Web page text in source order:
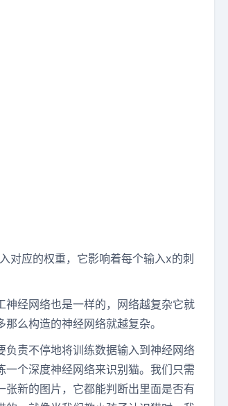
对应的权重，它影响着每个输入x的刺
经网络也是一样的，网络越复杂它就
么构造的神经网络就越复杂。
责不停地将训练数据输入到神经网络
个深度神经网络来识别猫。我们只需
新的图片，它都能判断出里面是否有